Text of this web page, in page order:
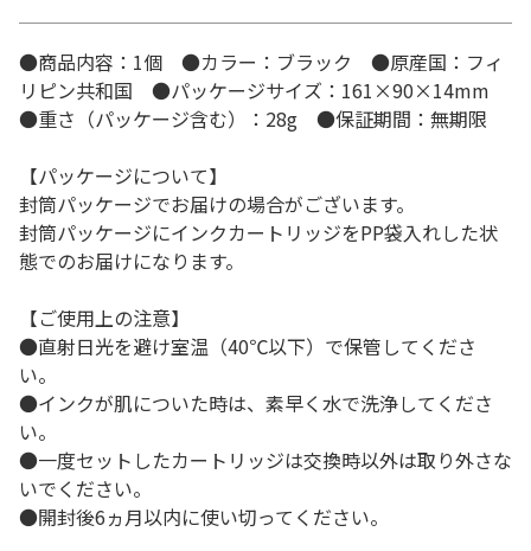
●商品内容：1個 ●カラー：ブラック ●原産国：フィ
リピン共和国 ●パッケージサイズ：161×90×14mm
●重さ（パッケージ含む）：28g ●保証期間：無期限
【パッケージについて】
封筒パッケージでお届けの場合がございます。
封筒パッケージにインクカートリッジをPP袋入れした状
態でのお届けになります。
【ご使用上の注意】
●直射日光を避け室温（40℃以下）で保管してくださ
い。
●インクが肌についた時は、素早く水で洗浄してくださ
い。
●一度セットしたカートリッジは交換時以外は取り外さな
いでください。
●開封後6ヵ月以内に使い切ってください。